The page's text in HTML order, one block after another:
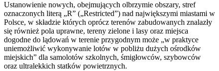
Ustanowienie nowych, obejmujących olbrzymie obszary, stref
oznaczonych literą „R” („Restricted”) nad największymi miastami w
Polsce, w składzie których oprócz terenów zabudowanych znalazły
się również pola uprawne, tereny zielone i lasy oraz miejsca
dogodne do lądowań w terenie przygodnym może „w praktyce
uniemożliwić wykonywanie lotów w pobliżu dużych ośrodków
miejskich” dla samolotów szkolnych, śmigłowców, szybowców
oraz ultralekkich statków powietrznych.